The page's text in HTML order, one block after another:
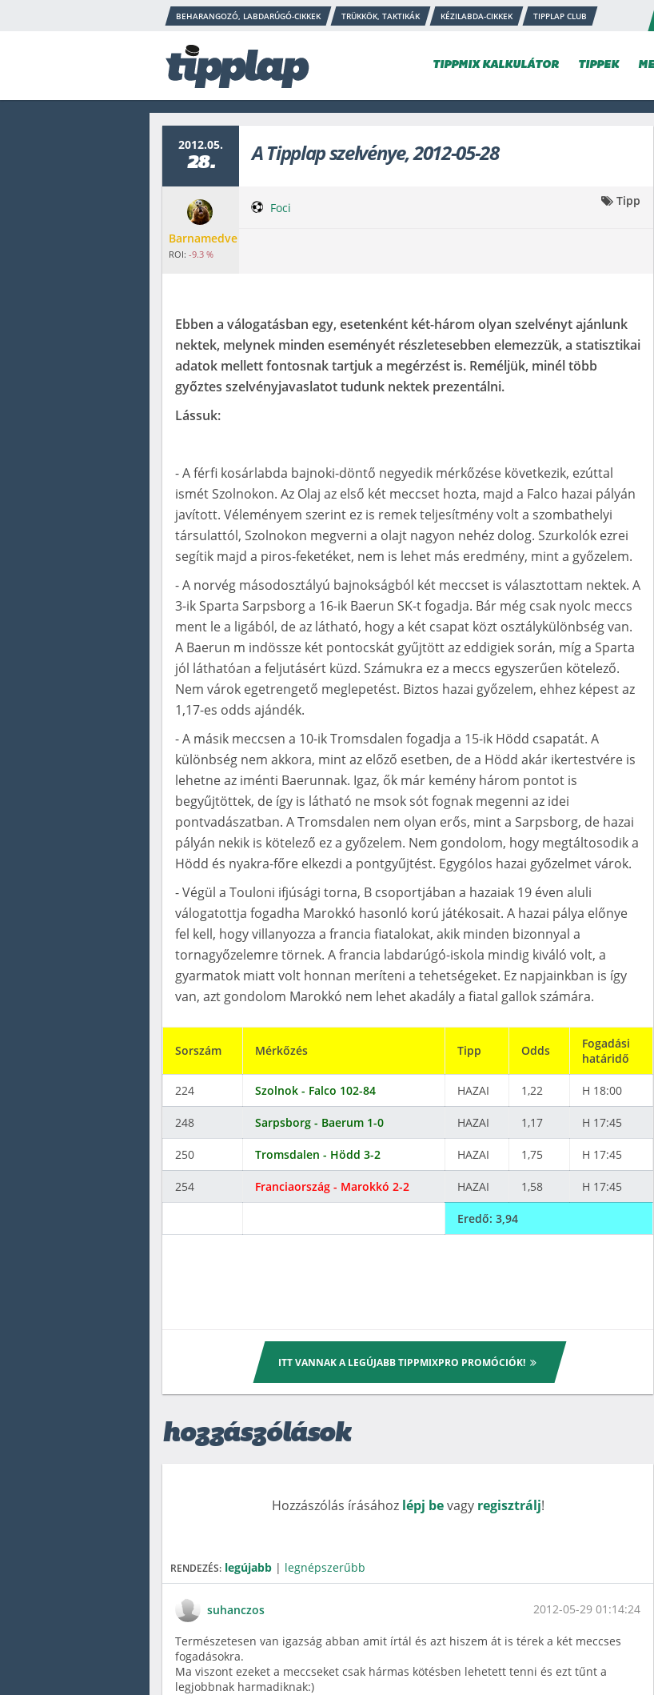
BEHARANGOZÓ, LABDARÚGÓ-CIKKEK TRÜKKÖK, TAKTIKÁK KÉZILABDA-CIKKEK TIPPLAP CLUB
TIPPMIX KALKULÁTOR TIPPEK
2012.05.
28. A Tipplap szelvénye, 2012-05-28
Barnamedve
ROI: -9.3 %
Foci Tipp
Ebben a válogatásban egy, esetenként két-három olyan szelvényt ajánlunk
nektek, melynek minden eseményét részletesebben elemezzük, a statisztikai
adatok mellett fontosnak tartjuk a megérzést is. Reméljük, minél több
győztes szelvényjavaslatot tudunk nektek prezentálni.
Lássuk:
- A férfi kosárlabda bajnoki-döntő negyedik mérkőzése következik, ezúttal
ismét Szolnokon. Az Olaj az első két meccset hozta, majd a Falco hazai pályán
javított. Véleményem szerint ez is remek teljesítmény volt a szombathelyi
társulattól, Szolnokon megverni a olajt nagyon nehéz dolog. Szurkolók ezrei
segítik majd a piros-feketéket, nem is lehet más eredmény, mint a győzelem.
- A norvég másodosztályú bajnokságból két meccset is választottam nektek. A
3-ik Sparta Sarpsborg a 16-ik Baerun SK-t fogadja. Bár még csak nyolc meccs
ment le a ligából, de az látható, hogy a két csapat közt osztálykülönbség van.
A Baerun m indössze két pontocskát gyűjtött az eddigiek során, míg a Sparta
jól láthatóan a feljutásért küzd. Számukra ez a meccs egyszerűen kötelező.
Nem várok egetrengető meglepetést. Biztos hazai győzelem, ehhez képest az
1,17-es odds ajándék.
- A másik meccsen a 10-ik Tromsdalen fogadja a 15-ik Hödd csapatát. A
különbség nem akkora, mint az előző esetben, de a Hödd akár ikertestvére is
lehetne az iménti Baerunnak. Igaz, ők már kemény három pontot is
begyűjtöttek, de így is látható ne msok sót fognak megenni az idei
pontvadászatban. A Tromsdalen nem olyan erős, mint a Sarpsborg, de hazai
pályán nekik is kötelező ez a győzelem. Nem gondolom, hogy megtáltosodik a
Hödd és nyakra-főre elkezdi a pontgyűjtést. Egygólos hazai győzelmet várok.
- Végül a Touloni ifjúsági torna, B csoportjában a hazaiak 19 éven aluli
válogatottja fogadha Marokkó hasonló korú játékosait. A hazai pálya előnye
fel kell, hogy villanyozza a francia fiatalokat, akik minden bizonnyal a
tornagyőzelemre törnek. A francia labdarúgó-iskola mindig kiváló volt, a
gyarmatok miatt volt honnan meríteni a tehetségeket. Ez napjainkban is így
van, azt gondolom Marokkó nem lehet akadály a fiatal gallok számára.
Sorszám Mérkőzés Tipp Odds
Fogadási
határidő
224 Szolnok - Falco 102-84 HAZAI 1,22 H 18:00
248 Sarpsborg - Baerum 1-0 HAZAI 1,17 H 17:45
250 Tromsdalen - Hödd 3-2 HAZAI 1,75 H 17:45
254 Franciaország - Marokkó 2-2 HAZAI 1,58 H 17:45
Eredő: 3,94
ITT VANNAK A LEGÚJABB TIPPMIXPRO PROMÓCIÓK!
hozzászólások
Hozzászólás írásához lépj bevagy regisztrálj!
RENDEZÉS: legújabb | legnépszerűbb
suhanczos 2012-05-29 01:14:24
Természetesen van igazság abban amit írtál és azt hiszem át is térek a két meccses
fogadásokra.
Ma viszont ezeket a meccseket csak hármas kötésben lehetett tenni és ezt tűnt a
legjobbnak harmadiknak:)